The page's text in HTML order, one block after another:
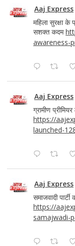
Aaj Express
महिला सुरक्षा के
सशक्त कदम
awareness-
Aaj Express
ग्रामीण
https://
launched-
Aaj Express
समाजवादी
https://
samajwadi-